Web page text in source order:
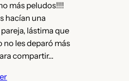
más peludos!!!!
hacían una
lástima que
no les deparó más
compartir…